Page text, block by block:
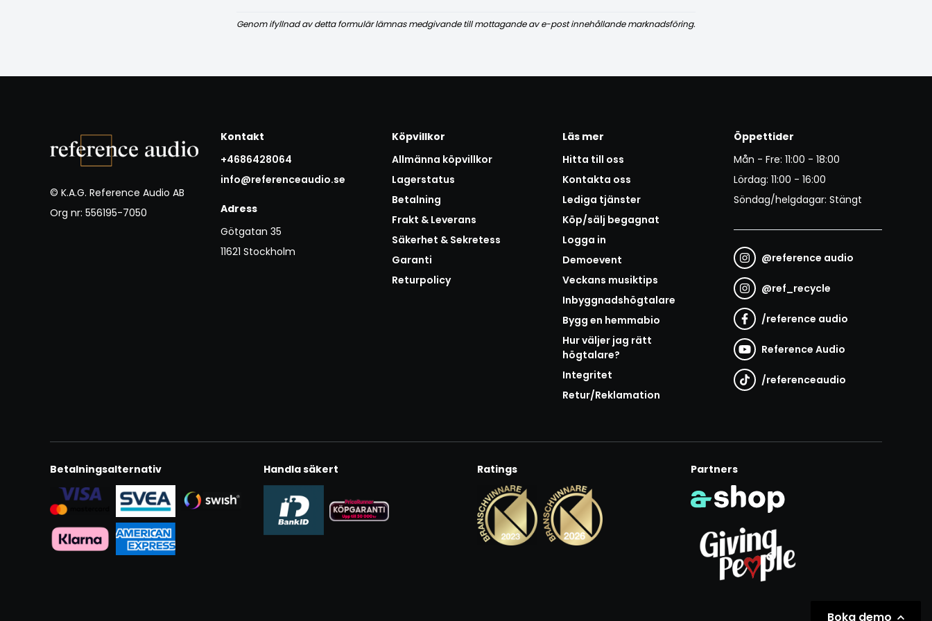
Genom ifyllnad av detta formulär lämnas medgivande till mottagande av e-post innehållande marknadsföring.
© K.A.G. Reference Audio AB
Org nr: 556195-7050
Kontakt
+4686428064
info@referenceaudio.se
Adress
Götgatan 35
11621 Stockholm
Köpvillkor
Allmänna köpvillkor
Lagerstatus
Betalning
Frakt & Leverans
Säkerhet & Sekretess
Garanti
Returpolicy
Läs mer
Hitta till oss
Kontakta oss
Lediga tjänster
Köp/sälj begagnat
Logga in
Demoevent
Veckans musiktips
Inbyggnadshögtalare
Bygg en hemmabio
Hur väljer jag rätt
högtalare?
Integritet
Retur/Reklamation
Öppettider
Mån - Fre: 11:00 - 18:00
Lördag: 11:00 - 16:00
Söndag/helgdagar: Stängt
@reference audio
@ref_recycle
/reference audio
Reference Audio
/referenceaudio
Betalningsalternativ Handla säkert Ratings Partners
Boka demo